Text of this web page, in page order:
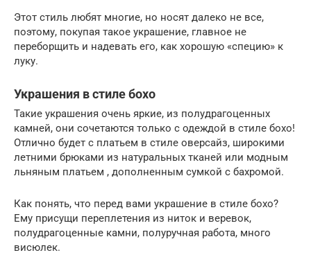
Этот стиль любят многие, но носят далеко не все,
поэтому, покупая такое украшение, главное не
переборщить и надевать его, как хорошую «специю» к
луку.
Украшения в стиле бохо
Такие украшения очень яркие, из полудрагоценных
камней, они сочетаются только с одеждой в стиле бохо!
Отлично будет с платьем в стиле оверсайз, широкими
летними брюками из натуральных тканей или модным
льняным платьем , дополненным сумкой с бахромой.
Как понять, что перед вами украшение в стиле бохо?
Ему присущи переплетения из ниток и веревок,
полудрагоценные камни, полуручная работа, много
висюлек.